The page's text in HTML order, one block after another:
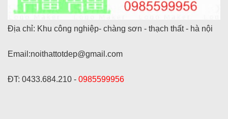
Địa chỉ: Khu công nghiệp- chàng sơn - thạch thất - hà nội
Email:noithattotdep@gmail.com
ĐT: 0433.684.210 - 0985599956